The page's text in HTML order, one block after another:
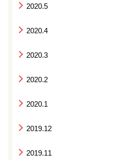
2020.5
2020.4
2020.3
2020.2
2020.1
2019.12
2019.11